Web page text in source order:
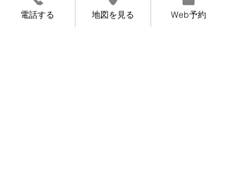
〜完全ご予約制になっております〜
電話する 地図を見る Web予約